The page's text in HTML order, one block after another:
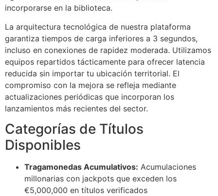
panel
panel
Panel
Panel
oku
Panel
incorporarse en la biblioteca.
La arquitectura tecnológica de nuestra plataforma
garantiza tiempos de carga inferiores a 3 segundos,
incluso en conexiones de rapidez moderada. Utilizamos
equipos repartidos tácticamente para ofrecer latencia
reducida sin importar tu ubicación territorial. El
compromiso con la mejora se refleja mediante
actualizaciones periódicas que incorporan los
lanzamientos más recientes del sector.
Categorías de Títulos
Disponibles
Tragamonedas Acumulativos: Acumulaciones
millonarias con jackpots que exceden los
€5,000,000 en títulos verificados